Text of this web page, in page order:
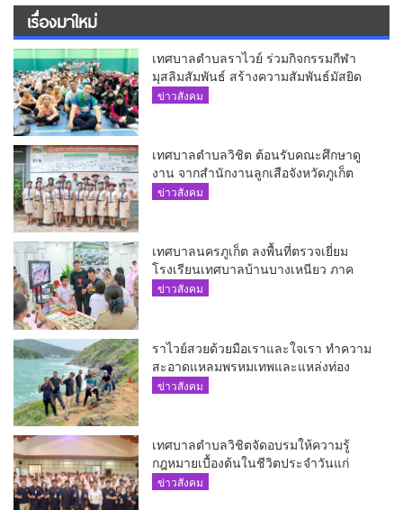
เรื่องมาใหม่
เทศบาลตำบลราไวย์ ร่วมกิจกรรมกีฬา
มุสลิมสัมพันธ์ สร้างความสัมพันธ์มัสยิด
ข่าวสังคม
เทศบาลตำบลวิชิต ต้อนรับคณะศึกษาดู
งาน จากสำนักงานลูกเสือจังหวัดภูเก็ต
ข่าวสังคม
เทศบาลนครภูเก็ต ลงพื้นที่ตรวจเยี่ยม
โรงเรียนเทศบาลบ้านบางเหนียว ภาค
เรียนที่ 1
ข่าวสังคม
ราไวย์สวยด้วยมือเราและใจเรา ทำความ
สะอาดแหลมพรหมเทพและแหล่งท่อง
เที่ยว
ข่าวสังคม
เทศบาลตำบลวิชิตจัดอบรมให้ความรู้
กฎหมายเบื้องต้นในชีวิตประจำวันแก่
เยาวชน
ข่าวสังคม